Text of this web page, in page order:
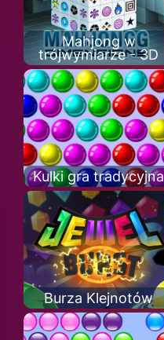
Mahjong w
trójwymiarze - 3D
Kulki gra tradycyjna
Burza Klejnotów